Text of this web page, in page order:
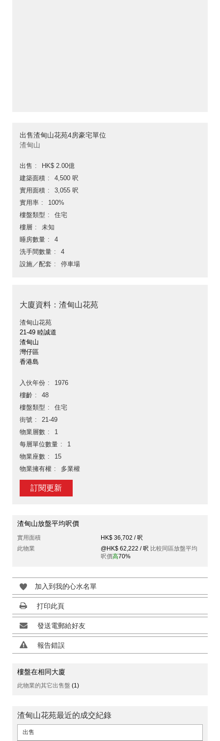
出售渣甸山花苑4房豪宅單位
渣甸山
出售
HK$ 2.00億
建築面積
4,500 呎
實用面積
3,055 呎
實用率
100%
樓盤類型
住宅
樓層
未知
睡房數量
4
洗手間數量
4
設施／配套
停車場
大廈資料：渣甸山花苑
渣甸山花苑
21-49 睦誠道
渣甸山
灣仔區
香港島
入伙年份
1976
樓齡
48
樓盤類型
住宅
街號
21-49
物業層數
1
每層單位數量
1
物業座數
15
物業擁有權
多業權
訂閱更新
渣甸山放盤平均呎價
實用面積
HK$ 36,702 / 呎
此物業
@HK$ 62,222 / 呎 比較同區放盤平均
呎價高70%
加入到我的心水名單
打印此頁
發送電郵給好友
報告錯誤
樓盤在相同大廈
此物業的其它出售盤 (1)
渣甸山花苑最近的成交紀錄
出售